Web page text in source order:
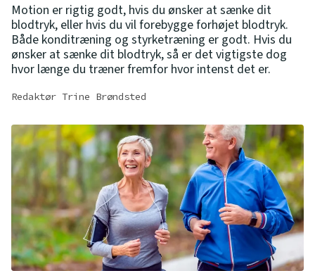
Motion er rigtig godt, hvis du ønsker at sænke dit
blodtryk, eller hvis du vil forebygge forhøjet blodtryk.
Både konditræning og styrketræning er godt. Hvis du
ønsker at sænke dit blodtryk, så er det vigtigste dog
hvor længe du træner fremfor hvor intenst det er.
Redaktør Trine Brøndsted